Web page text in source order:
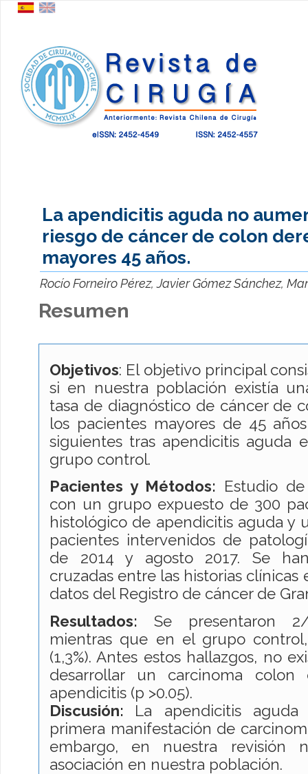
La apendicitis aguda no
riesgo de cáncer de colon
mayores 45 años.
Rocío Forneiro Pérez, Javier Gómez Sánchez,
Resumen
Objetivos: El objetivo principal
si en nuestra población existía
tasa de diagnóstico de cáncer de
los pacientes mayores de 45
siguientes tras apendicitis aguda
grupo control.
Pacientes y Métodos: Estudio
con un grupo expuesto de 300
histológico de apendicitis aguda y
pacientes intervenidos de
de 2014 y agosto 2017. Se
cruzadas entre las historias clínicas
datos del Registro de cáncer de
Resultados: Se presentaron 2/
mientras que en el grupo
(1,3%). Antes estos hallazgos, no
desarrollar un carcinoma
apendicitis (p >0.05).
Discusión: La apendicitis
primera manifestación de
embargo, en nuestra revisión
asociación en nuestra población.